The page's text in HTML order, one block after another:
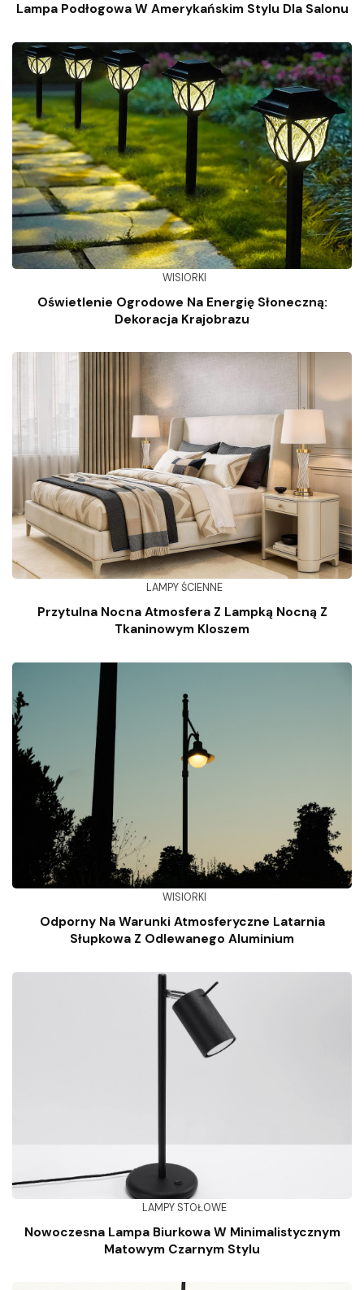
Lampa Podłogowa W Amerykańskim Stylu Dla Salonu
WISIORKI
Oświetlenie Ogrodowe Na Energię Słoneczną:
Dekoracja Krajobrazu
LAMPY ŚCIENNE
Przytulna Nocna Atmosfera Z Lampką Nocną Z
Tkaninowym Kloszem
WISIORKI
Odporny Na Warunki Atmosferyczne Latarnia
Słupkowa Z Odlewanego Aluminium
LAMPY STOŁOWE
Nowoczesna Lampa Biurkowa W Minimalistycznym
Matowym Czarnym Stylu